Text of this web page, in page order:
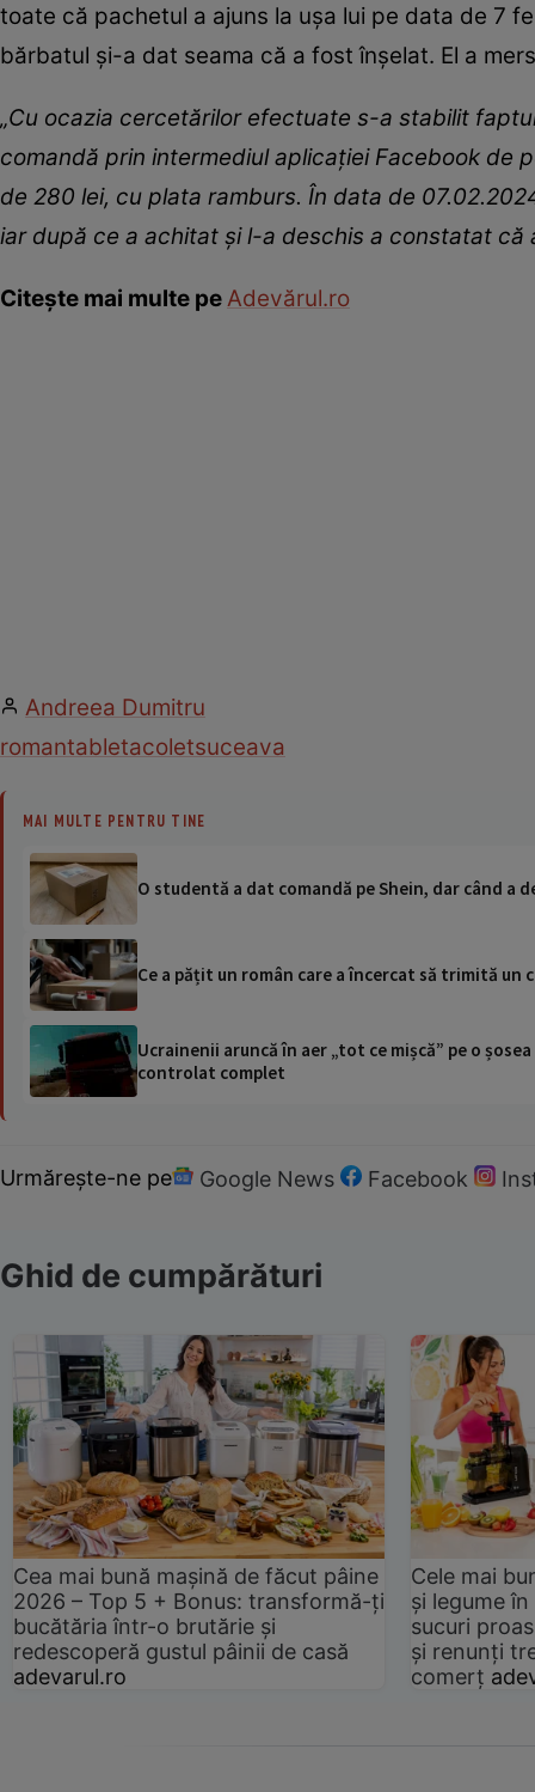
toate că pachetul a ajuns la ușa lui pe data de 7
bărbatul și-a dat seama că a fost înşelat. El a
„Cu ocazia cercetărilor efectuate s-a stabilit
comandă prin intermediul aplicaţiei Facebook de
de 280 lei, cu plata ramburs. În data de
iar după ce a achitat şi l-a deschis a constatat că
Citește mai multe peAdevărul.ro
Andreea Dumitru
romantabletacoletsuceava
MAI MULTE PENTRU TINE
O studentă a dat comandă pe Shein, dar când a
Ce a pățit un român care a încercat să trimită un
Ucrainenii aruncă în aer „tot ce mișcă” pe o
controlat complet
Urmărește-ne pe Google News Facebook
Ghid de cumpărături
Cea mai bună mașină de făcut pâine
2026 – Top 5 + Bonus: transformă-ți
bucătăria într-o brutărie și
redescoperă gustul pâinii de casă
adevarul.ro
Cele mai
și legume
sucuri
și renunți
comerț